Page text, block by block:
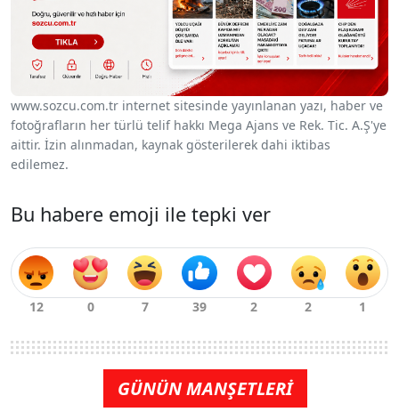
www.sozcu.com.tr internet sitesinde yayınlanan yazı, haber ve
fotoğrafların her türlü telif hakkı Mega Ajans ve Rek. Tic. A.Ş'ye
aittir. İzin alınmadan, kaynak gösterilerek dahi iktibas
edilemez.
Bu habere emoji ile tepki ver
GÜNÜN MANŞETLERİ